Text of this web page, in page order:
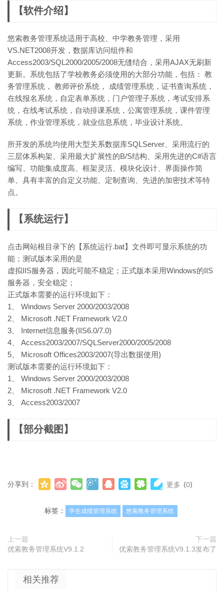
【软件介绍】
悠索教务管理系统适用于高校、中学教务管理，采用
VS.NET2008开发，数据库访问组件和
Access2003/SQL2000/2005/2008无缝结合，采用AJAX无刷新
更新。系统包括了学校教务必须使用的大部分功能，包括： 教
务管理系统， 教师评价系统， 成绩管理系统，证书查询系统，
在线报名系统，自定表单系统，门户管理子系统，考试安排系
统，在线考试系统，自动排课系统，公寓管理系统，课件管理
系统，作业管理系统，就业信息系统，毕业设计系统。
所开发的系统均使用大型关系数据库SQLServer、采用流行的
三层体系构架、采用最大扩展性的B/S结构、采用先进的C#语言
编写、功能集成度高、框架灵活、模块化设计、界面操作简
单、具有丰富的自定义功能、定制查询、先进的加密技术等特
点。
【系统运行】
点击网站根目录下的【系统运行.bat】文件即可显示系统的功
能；测试版本采用的是
虚拟IIS服务器，因此可能不稳定；正式版本采用Windows的IIS
服务器，安全稳定；
正式版本需要的运行环境如下：
1、 Windows Server 2000/2003/2008
2、 Microsoft .NET Framework V2.0
3、 Internet信息服务(IIS6.0/7.0)
4、 Access2003/2007/SQLServer2000/2005/2008
5、 Microsoft Offices2003/2007(导出数据使用)
测试版本需要的运行环境如下：
1、 Windows Server 2000/2003/2008
2、 Microsoft .NET Framework V2.0
3、 Access2003/2007
【部分截图】
分享到： 更多 (0)
标签： 学生成绩管理系统 悠索教务管理系统
上一篇
优索教务管理系统V9.1.2
下一篇
优索教务管理系统V9.1.3发布了
相关推荐